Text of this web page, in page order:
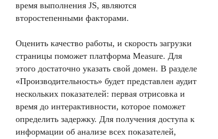
время выполнения JS, являются
второстепенными факторами.
Оценить качество работы, и скорость загрузки
страницы поможет платформа Measure. Для
этого достаточно указать свой домен. В разделе
«Производительность» будет представлен аудит
нескольких показателей: первая отрисовка и
время до интерактивности, которое поможет
определить задержку. Для получения доступа к
информации об анализе всех показателей,